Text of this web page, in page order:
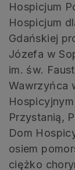
Hospicjum
Hospicjum
Gdańskiej
Józefa w
im. św.
Wawrzyńca
Przystanią,
Dom
osiem
ciężko